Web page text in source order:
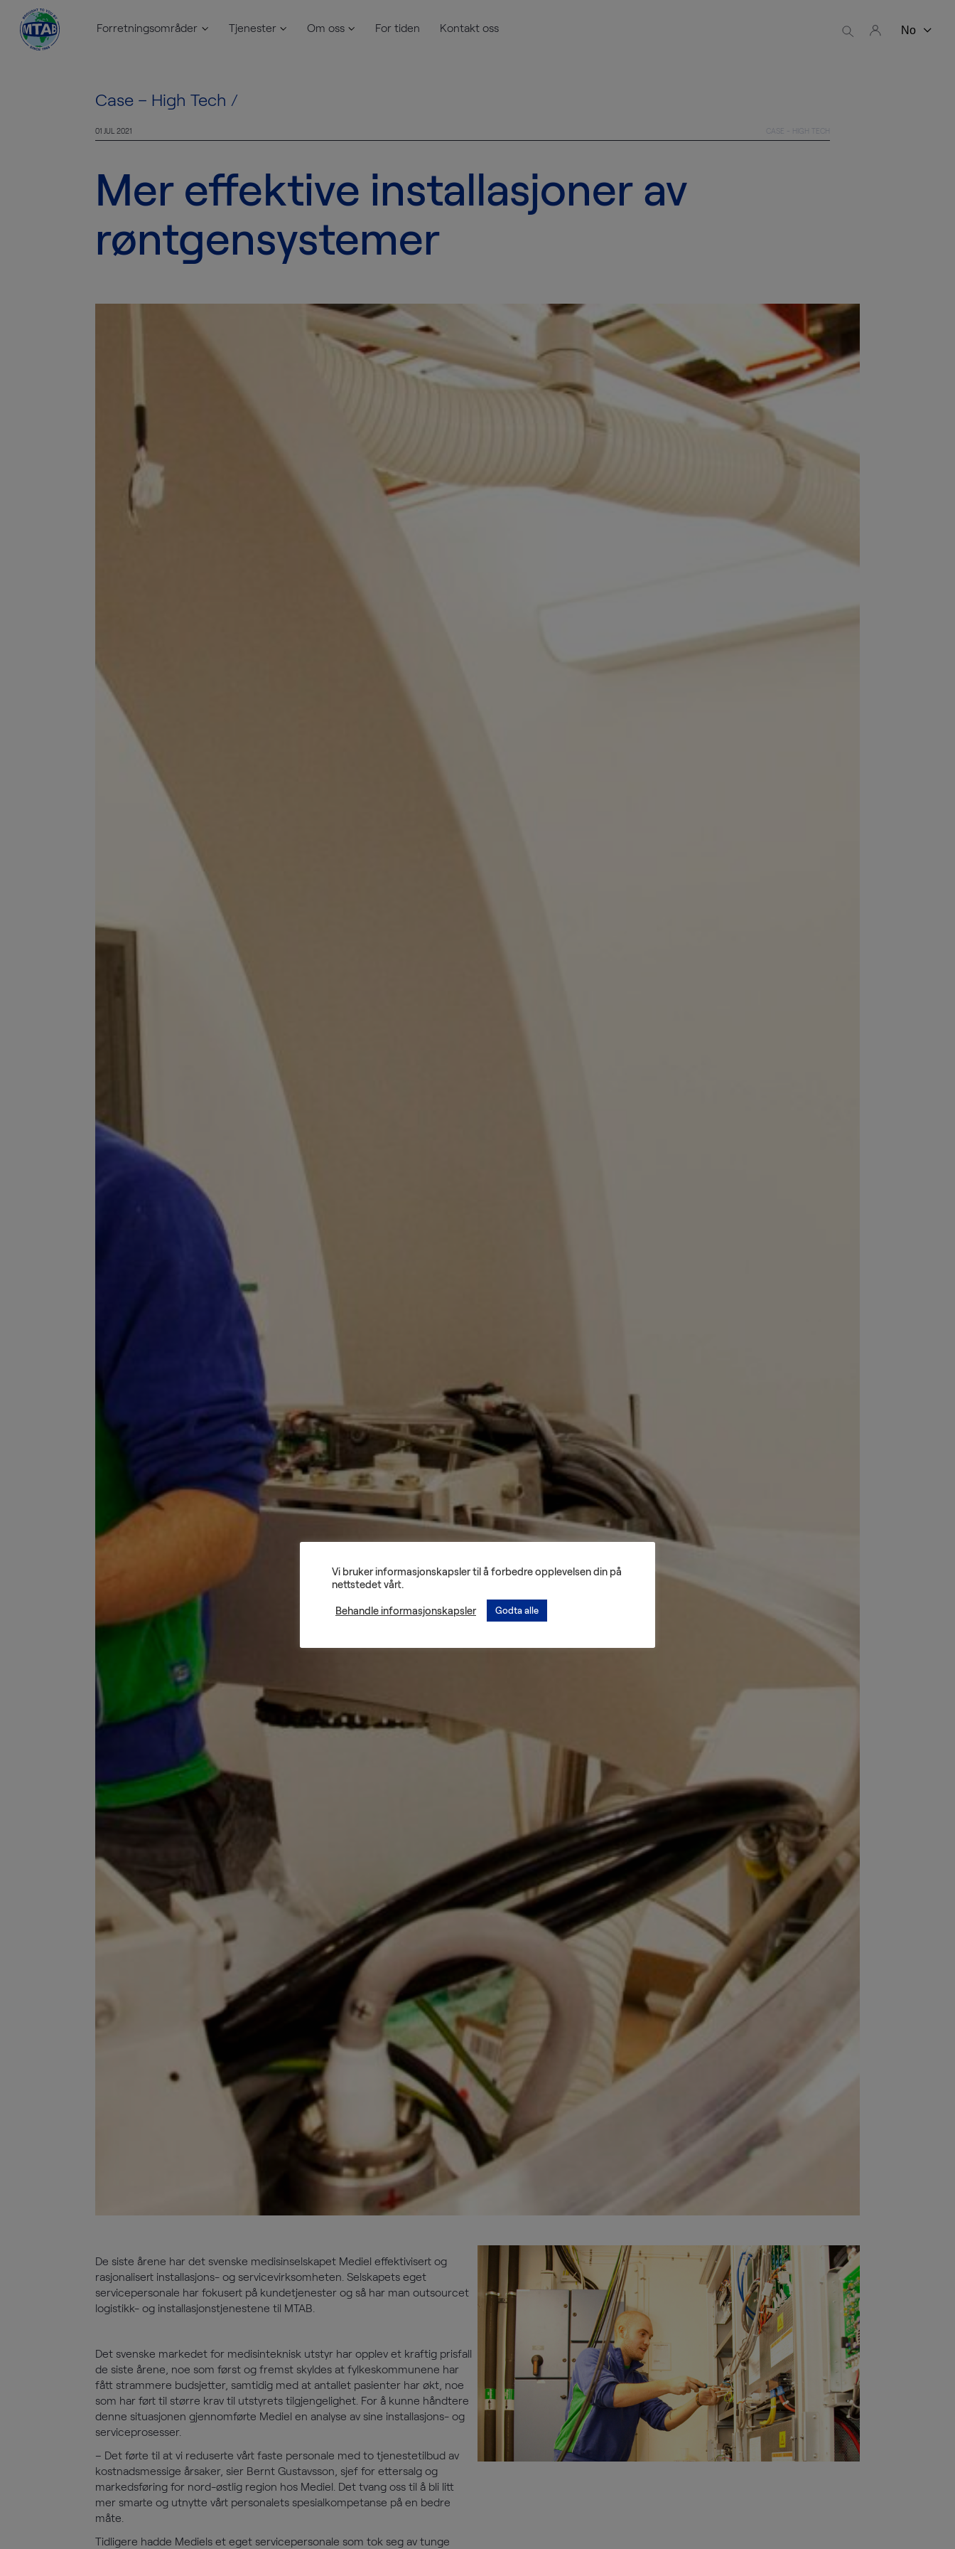
Forretningsområder Tjenester Om oss For tiden Kontakt oss
Case – High Tech /
01 JUL 2021 CASE - HIGH TECH
Mer effektive installasjoner av
røntgensystemer
De siste årene har det svenske medisinselskapet Mediel effektivisert og
rasjonalisert installasjons- og servicevirksomheten. Selskapets eget
servicepersonale har fokusert på kundetjenester og så har man outsourcet
logistikk- og installasjonstjenestene til MTAB.
Det svenske markedet for medisinteknisk utstyr har opplev et kraftig prisfall
de siste årene, noe som først og fremst skyldes at fylkeskommunene har
fått strammere budsjetter, samtidig med at antallet pasienter har økt, noe
som har ført til større krav til utstyrets tilgjengelighet. For å kunne håndtere
denne situasjonen gjennomførte Mediel en analyse av sine installasjons- og
serviceprosesser.
– Det førte til at vi reduserte vårt faste personale med to tjenestetilbud av
kostnadsmessige årsaker, sier Bernt Gustavsson, sjef for ettersalg og
markedsføring for nord-østlig region hos Mediel. Det tvang oss til å bli litt
mer smarte og utnytte vårt personalets spesialkompetanse på en bedre
måte.
Tidligere hadde Mediels et eget servicepersonale som tok seg av tunge
Vi bruker informasjonskapsler til å forbedre opplevelsen din på
nettstedet vårt.
Behandle informasjonskapsler Godta alle